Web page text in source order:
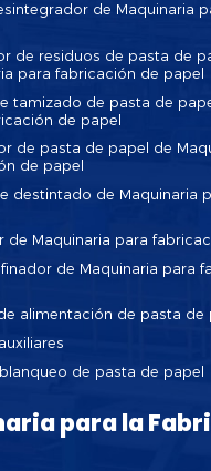
de Maquinaria
de residuos de pasta de
para fabricación de papel
tamizado de pasta de
de papel
de pasta de papel de
de papel
destintado de Maquinaria
de Maquinaria para
de Maquinaria para
alimentación de pasta de
de pasta de papel
para la